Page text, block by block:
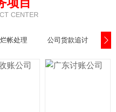
CENTER
帐处理 公司货款追讨